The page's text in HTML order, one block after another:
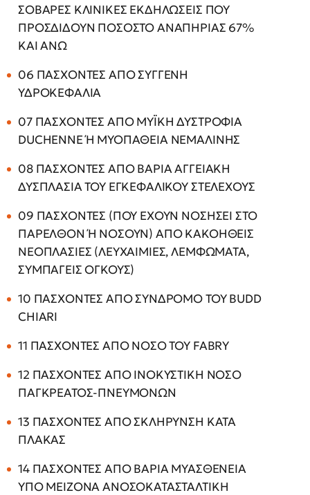
ΣΟΒΑΡΕΣ ΚΛΙΝΙΚΕΣ ΕΚΔΗΛΩΣΕΙΣ ΠΟΥ
ΠΡΟΣΔΙΔΟΥΝ ΠΟΣΟΣΤΟ ΑΝΑΠΗΡΙΑΣ 67%
ΚΑΙ ΑΝΩ
06 ΠΑΣΧΟΝΤΕΣ ΑΠΟ ΣΥΓΓΕΝΗ
ΥΔΡΟΚΕΦΑΛΙΑ
07 ΠΑΣΧΟΝΤΕΣ ΑΠΟ ΜΥΪΚΗ ΔΥΣΤΡΟΦΙΑ
DUCHENNE Ή ΜΥΟΠΑΘΕΙΑ ΝΕΜΑΛΙΝΗΣ
08 ΠΑΣΧΟΝΤΕΣ ΑΠΟ ΒΑΡΙΑ ΑΓΓΕΙΑΚΗ
ΔΥΣΠΛΑΣΙΑ ΤΟΥ ΕΓΚΕΦΑΛΙΚΟΥ ΣΤΕΛΕΧΟΥΣ
09 ΠΑΣΧΟΝΤΕΣ (ΠΟΥ ΕΧΟΥΝ ΝΟΣΗΣΕΙ ΣΤΟ
ΠΑΡΕΛΘΟΝ Ή ΝΟΣΟΥΝ) ΑΠΟ ΚΑΚΟΗΘΕΙΣ
ΝΕΟΠΛΑΣΙΕΣ (ΛΕΥΧΑΙΜΙΕΣ, ΛΕΜΦΩΜΑΤΑ,
ΣΥΜΠΑΓΕΙΣ ΟΓΚΟΥΣ)
10 ΠΑΣΧΟΝΤΕΣ ΑΠΟ ΣΥΝΔΡΟΜΟ ΤΟΥ BUDD
CHIARI
11 ΠΑΣΧΟΝΤΕΣ ΑΠΟ ΝΟΣΟ ΤΟΥ FABRY
12 ΠΑΣΧΟΝΤΕΣ ΑΠΟ ΙΝΟΚΥΣΤΙΚΗ ΝΟΣΟ
ΠΑΓΚΡΕΑΤΟΣ-ΠΝΕΥΜΟΝΩΝ
13 ΠΑΣΧΟΝΤΕΣ ΑΠΟ ΣΚΛΗΡΥΝΣΗ ΚΑΤΑ
ΠΛΑΚΑΣ
14 ΠΑΣΧΟΝΤΕΣ ΑΠΟ ΒΑΡΙΑ ΜΥΑΣΘΕΝΕΙΑ
ΥΠΟ ΜΕΙΖΟΝΑ ΑΝΟΣΟΚΑΤΑΣΤΑΛΤΙΚΗ